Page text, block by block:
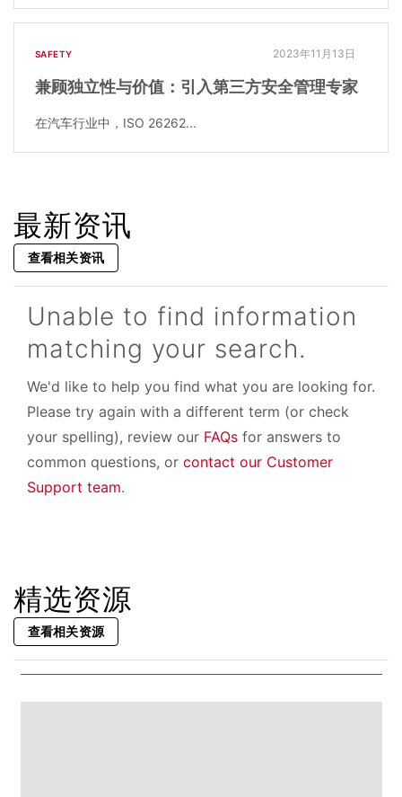
SAFETY 2023年11月13日
兼顾独立性与价值：引入第三方安全管理专家
在汽车行业中，ISO 26262...
最新资讯
查看相关资讯
Unable to find information
matching your search.
We'd like to help you find what you are looking for.
Please try again with a different term (or check
your spelling), review our FAQs for answers to
common questions, or contact our Customer
Support team.
精选资源
查看相关资源